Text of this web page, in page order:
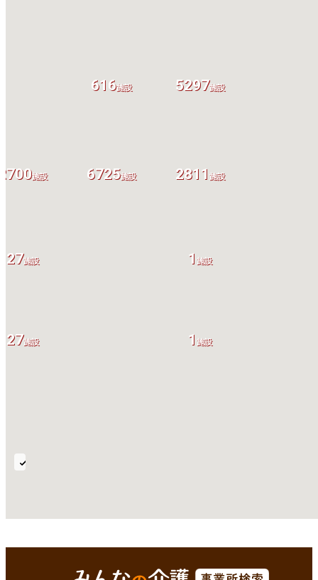
6725施設
5297施設
616施設
施設 2811 施設
27施設
27施設 1 施設
1 施設
械